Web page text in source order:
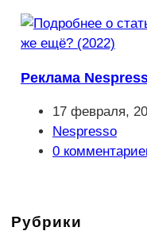
Реклама
Запись
опубликована:
17 февраля,
Рубрика
записи:
Nespresso
Комментарии
0
Рубрики